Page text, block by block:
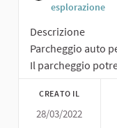
esplorazione
Descrizione
Parcheggio auto
Il parcheggio
CREATO IL
28/03/2022